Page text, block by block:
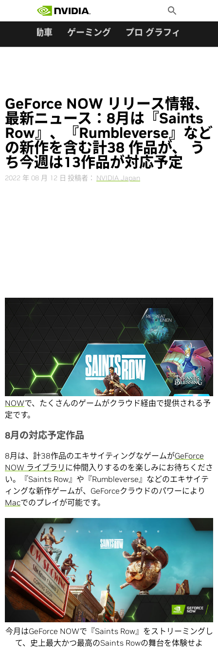
Toggle
Search
自動車 ゲーミング プロ グラフィックス
GeForce NOW リリース情報、
最新ニュース：8月は『Saints
Row』、『Rumbleverse』など
の新作を含む計38 作品が、 う
ち今週は13作品が対応予定
2022 年 08 月 12 日 投稿者： NVIDIA Japan
Share
さあ、今月最初の「今週のGFN」です。今月も、GeForce
NOWで、たくさんのゲームがクラウド経由で提供される予
定です。
8月の対応予定作品
8月は、計38作品のエキサイティングなゲームがGeForce
NOW ライブラリ に仲間入りするのを楽しみにお待ちくださ
い。『Saints Row』や『Rumbleverse』などのエキサイテ
ィングな新作ゲームが、GeForceクラウドのパワーにより
Macでのプレイが可能です。
今月はGeForce NOWで『Saints Row』をストリーミングし
て、史上最大かつ最高のSaints Rowの舞台を体験せよ